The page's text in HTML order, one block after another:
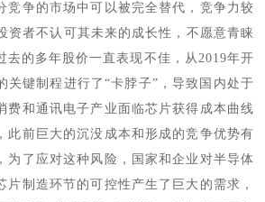
竞争的市场中可以被完全替代，竞争力较
资者不认可其未来的成长性，不愿意青睐
去的多年股价一直表现不佳，从2019年开
关键制程进行了“卡脖子”，导致国内处于
费和通讯电子产业面临芯片获得成本曲线
此前巨大的沉没成本和形成的竞争优势有
为了应对这种风险，国家和企业对半导体
片制造环节的可控性产生了巨大的需求，